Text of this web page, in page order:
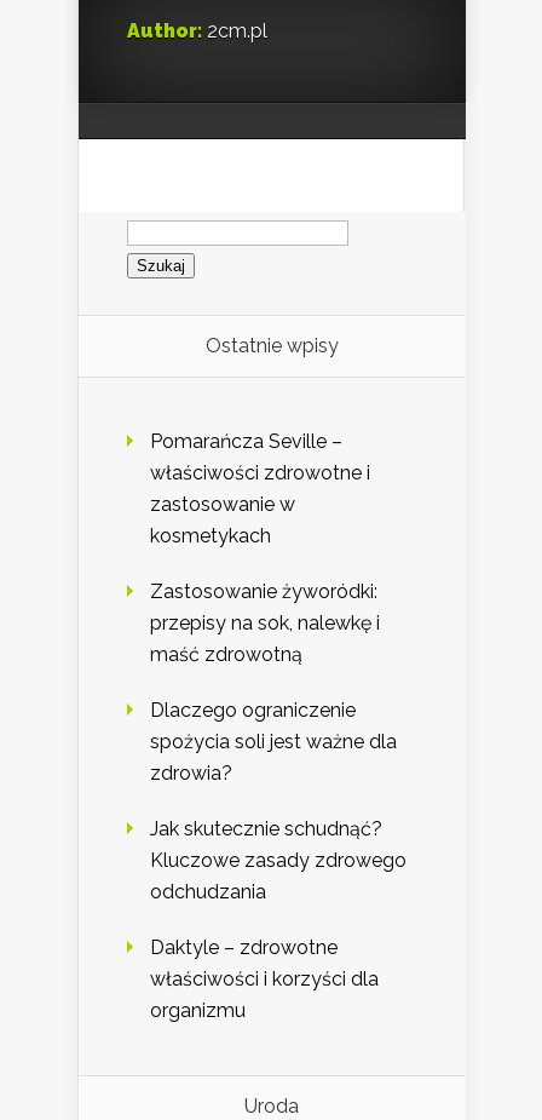
Author: 2cm.pl
Szukaj:
Ostatnie wpisy
Pomarańcza Seville –
właściwości zdrowotne i
zastosowanie w
kosmetykach
Zastosowanie żyworódki:
przepisy na sok, nalewkę i
maść zdrowotną
Dlaczego ograniczenie
spożycia soli jest ważne dla
zdrowia?
Jak skutecznie schudnąć?
Kluczowe zasady zdrowego
odchudzania
Daktyle – zdrowotne
właściwości i korzyści dla
organizmu
Uroda